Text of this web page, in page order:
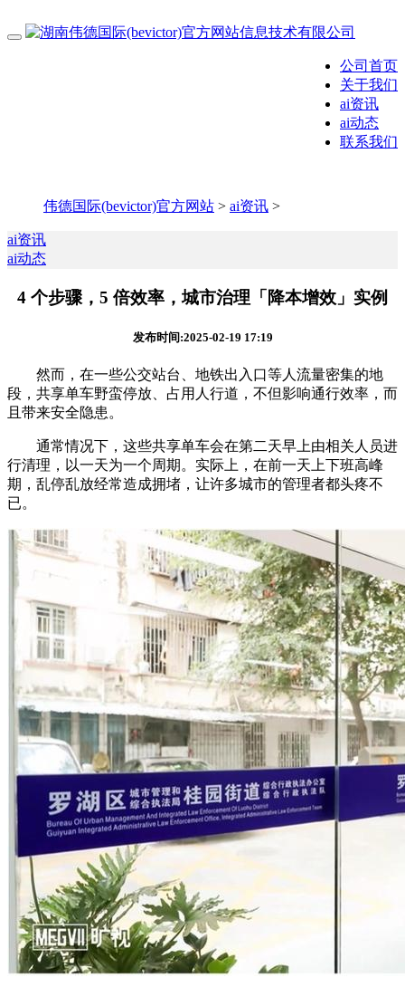
公司首页
关于我们
ai资讯
ai动态
联系我们
伟德国际(bevictor)官方网站 > ai资讯 >
ai资讯
ai动态
4 个步骤，5 倍效率，城市治理「降本增效」实例
发布时间:2025-02-19 17:19
然而，在一些公交站台、地铁出入口等人流量密集的地
段，共享单车野蛮停放、占用人行道，不但影响通行效率，而
且带来安全隐患。
通常情况下，这些共享单车会在第二天早上由相关人员进
行清理，以一天为一个周期。实际上，在前一天上下班高峰
期，乱停乱放经常造成拥堵，让许多城市的管理者都头疼不
已。